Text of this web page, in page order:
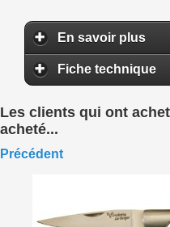
En savoir plus
Fiche technique
Les clients qui ont
acheté...
Précédent